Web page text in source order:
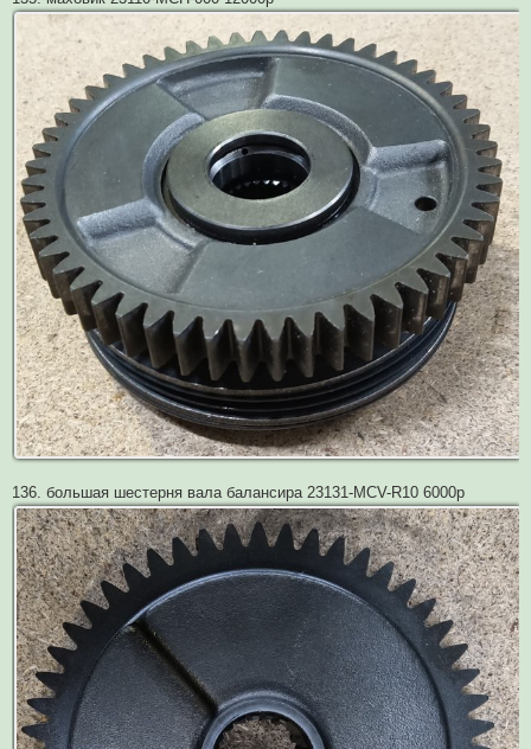
136. большая шестерня вала балансира 23131-MCV-R10 6000р